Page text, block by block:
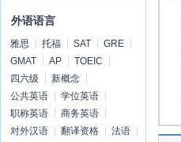
外语语言
雅思 托福 SAT
GRE
GMAT
AP
TOEIC
四六级
新概念
公共英语
学位英语
职称英语
商务英语
对外汉语
翻译资格
法语